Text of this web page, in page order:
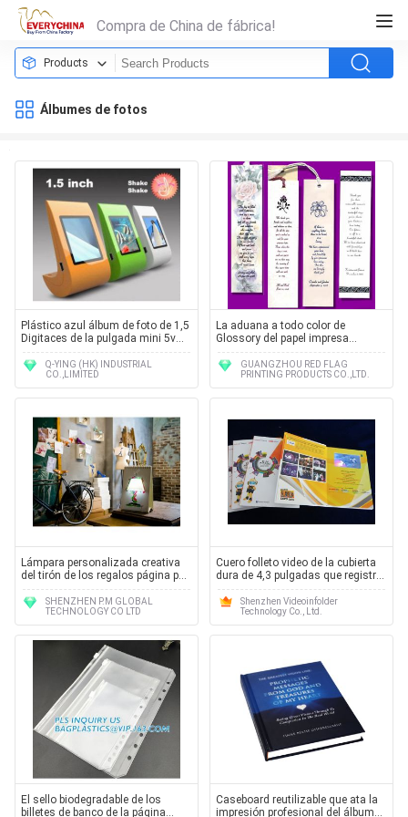
Compra de China de fábrica!
Products
Álbumes de fotos
Plástico azul álbum de foto de 1,5
Digitaces de la pulgada mini 5v
USB Windows Vista/7 y Apple
Q-YING (HK) INDUSTRIAL
CO.,LIMITED
La aduana a todo color de
Glossory del papel impresa
etiqueta la señal de la foto de la
lecturaGUANGZHOU RED FLAG
PRINTING PRODUCTS CO.,LTD.
Lámpara personalizada creativa
del tirón de los regalos página por
página
SHENZHEN P.M GLOBAL
TECHNOLOGY CO LTD
Cuero folleto video de la cubierta
dura de 4,3 pulgadas que registra
y que recarga CMYK
Shenzhen Videoinfolder
Technology Co., Ltd.
El sello biodegradable de los
billetes de banco de la página
Caseboard reutilizable que ata la
impresión profesional del álbum